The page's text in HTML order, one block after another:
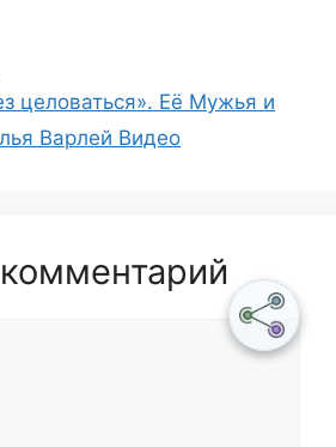
целоваться». Её Мужья и
Варлей Видео